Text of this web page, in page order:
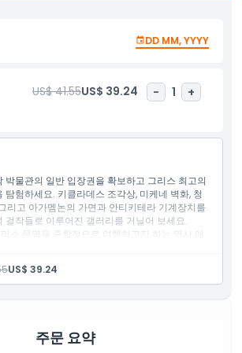
도상학부터 일상 도구와 섬유에 이르기까지
내하도록 세심하게 배열되어 있습니다. 인터
상 사이에서 잠시 반성할 수 있는 공간을 마련
학생, 가족에게 이상적인 국립 고고학 박물관은
를 생생하게 전하는 종합적인 셀프 가이드 경
DD MM, YYYY
US$ 41.55US$ 39.24 - 1 +
박물관의 일반 입장권을 확보하고 그리스 최고의
탐험하세요. 키클라데스 조각상, 미케네 벽화, 청
리고 아가멤논의 가면과 안티키테라 기계장치를
걸작들로 이루어진 갤러리를 거닐어 보세요.
스 문명을 종합적으로 여행하고자 하는 역사 애
게 완벽한 경험입니다.
US$ 39.24
주문 요약